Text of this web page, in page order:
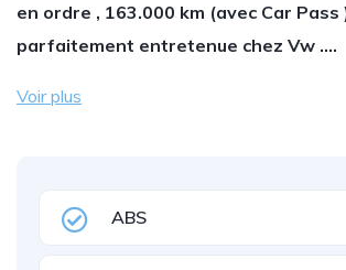
en ordre , 163.000 km (avec Car Pass
parfaitement entretenue chez Vw .…
Voir plus
ABS